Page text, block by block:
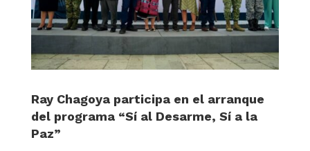
Ray Chagoya participa en el arranque
del programa “Sí al Desarme, Sí a la
Paz”